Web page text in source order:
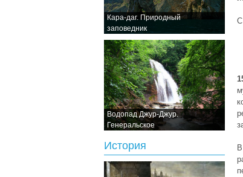
Кара-даг. Природный
заповедник
Водопад Джур-Джур.
Генеральское
История
С